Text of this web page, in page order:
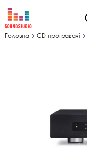
Головна CD-програвачі